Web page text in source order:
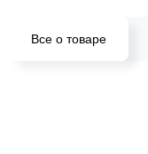
Все о товаре